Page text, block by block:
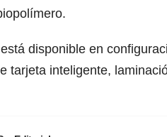
disponible en
tarjeta inteligente,